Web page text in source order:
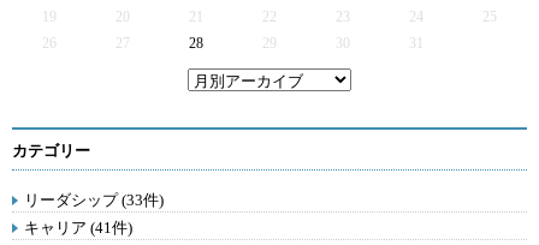
19
20 21 22 23 24
25
26
27 28 29 30 31
カテゴリー
リーダシップ (33件)
キャリア (41件)